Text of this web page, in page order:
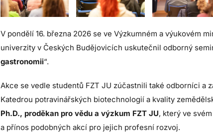
V pondělí 16. března 2026 se ve Výzkumném a výukovém
univerzity v Českých Budějovicích uskutečnil odborný
gastronomii“.
Akce se vedle studentů FZT JU zúčastnili také odborníci
Katedrou potravinářských biotechnologií a kvality
Ph.D., proděkan pro vědu a výzkum FZT JU, který ve
a přínos podobných akcí pro jejich profesní rozvoj.